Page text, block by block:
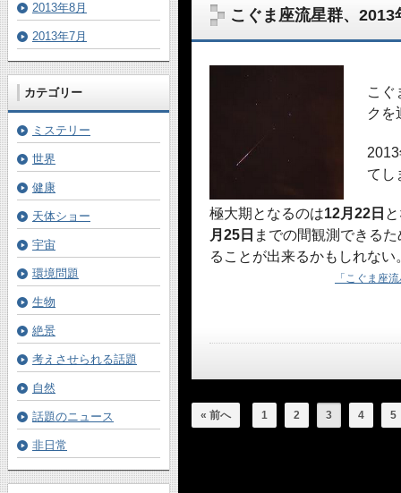
こぐま座流星群、
こぐ
クを
てし
極大期となるのは12月22日
月25日 までの間観測できる
ることが出来るかもしれない
「こぐま座
« 前へ 1 2 3 4 5
2013年8月
2013年7月
カテゴリー
ミステリー
世界
健康
天体ショー
宇宙
環境問題
生物
絶景
考えさせられる話題
自然
話題のニュース
非日常